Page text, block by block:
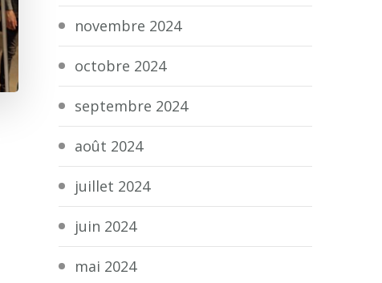
novembre 2024
octobre 2024
septembre 2024
août 2024
juillet 2024
juin 2024
mai 2024